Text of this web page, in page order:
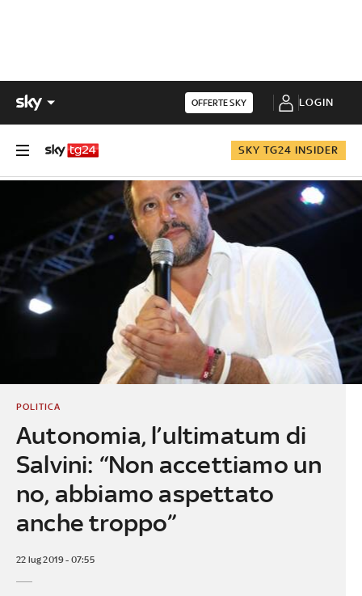
OFFERTE SKY LOGIN
SKY TG24 INSIDER
Autonomia, l’ultimatum di
Salvini: “Non accettiamo un
no, abbiamo aspettato
anche troppo”
POLITICA
22 lug 2019 - 07:55